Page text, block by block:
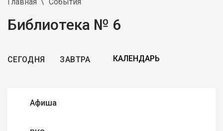
Библиотека № 6
СЕГОДНЯ ЗАВТРА
Афиша